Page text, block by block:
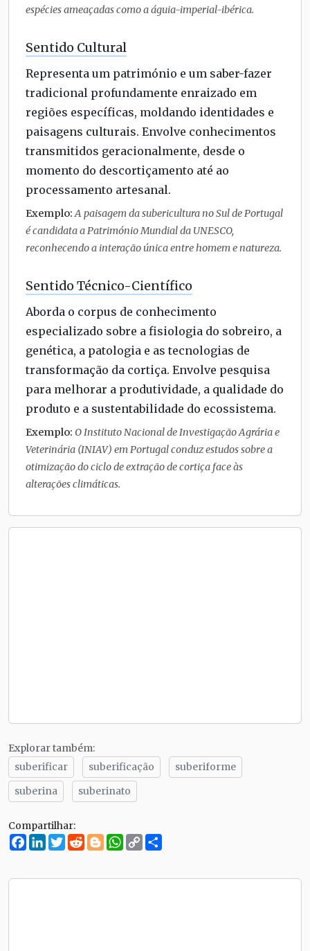
espécies ameaçadas como a águia-imperial-ibérica.
Sentido Cultural
Representa um património e um saber-fazer
tradicional profundamente enraizado em
regiões específicas, moldando identidades e
paisagens culturais. Envolve conhecimentos
transmitidos geracionalmente, desde o
momento do descortiçamento até ao
processamento artesanal.
Exemplo:A paisagem da subericultura no Sul de Portugal
é candidata a Património Mundial da UNESCO,
reconhecendo a interação única entre homem e natureza.
Sentido Técnico-Científico
Aborda o corpus de conhecimento
especializado sobre a fisiologia do sobreiro, a
genética, a patologia e as tecnologias de
transformação da cortiça. Envolve pesquisa
para melhorar a produtividade, a qualidade do
produto e a sustentabilidade do ecossistema.
Exemplo: O Instituto Nacional de Investigação Agrária e
Veterinária (INIAV) em Portugal conduz estudos sobre a
otimização do ciclo de extração de cortiça face às
alterações climáticas.
Explorar também:
suberificar
suberificação
suberiforme
suberina
suberinato
Compartilhar:
Facebook
LinkedIn
Twitter
RedditBloggerWhatsApp
Copy
Link